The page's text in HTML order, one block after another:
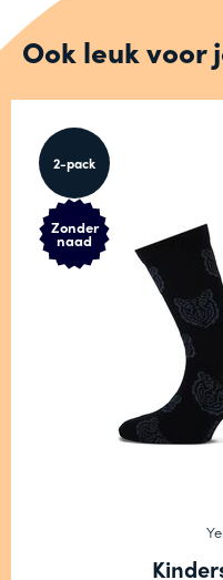
Ook leuk voor
2-pack
Zonder
naad